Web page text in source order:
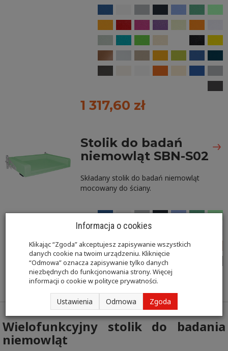
1 317,60 zł
Stolik do badań
niemowląt SBN-S02
Składany stolik do badań niemowląt
mocowany do ściany.
1 566,00 zł
Wielofunkcyjny stolik do badania
niemowląt
Informacja o cookies
Klikając “Zgoda” akceptujesz zapisywanie wszystkich
danych cookie na twoim urządzeniu. Kliknięcie
“Odmowa” oznacza zapisywanie tylko danych
niezbędnych do funkcjonowania strony. Więcej
informacji o cookie wpolityce prywatności.
Ustawienia Odmowa Zgoda